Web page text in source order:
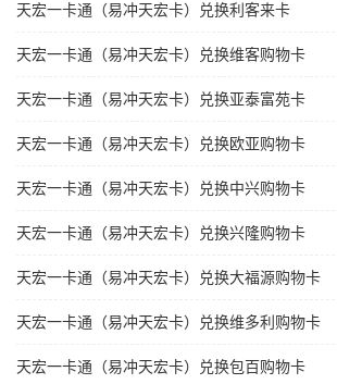
天宏一卡通（易冲天宏卡）兑换利客来卡
天宏一卡通（易冲天宏卡）兑换维客购物卡
天宏一卡通（易冲天宏卡）兑换亚泰富苑卡
天宏一卡通（易冲天宏卡）兑换欧亚购物卡
天宏一卡通（易冲天宏卡）兑换中兴购物卡
天宏一卡通（易冲天宏卡）兑换兴隆购物卡
天宏一卡通（易冲天宏卡）兑换大福源购物卡
天宏一卡通（易冲天宏卡）兑换维多利购物卡
天宏一卡通（易冲天宏卡）兑换包百购物卡